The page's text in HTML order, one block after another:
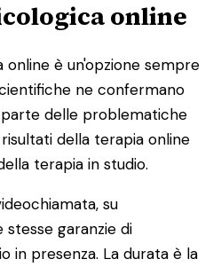
online
online è un'opzione sempre
ne confermano
delle problematiche
della terapia online
terapia in studio.
su
garanzie di
in presenza. La durata è la